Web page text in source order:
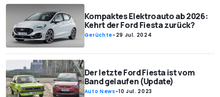
Kompaktes Elektroauto ab 2026:
Kehrt der Ford Fiesta zurück?
Gerüchte- 29 Jul. 2024
Der letzte Ford Fiesta ist vom
Band gelaufen (Update)
Auto News-10 Jul. 2023